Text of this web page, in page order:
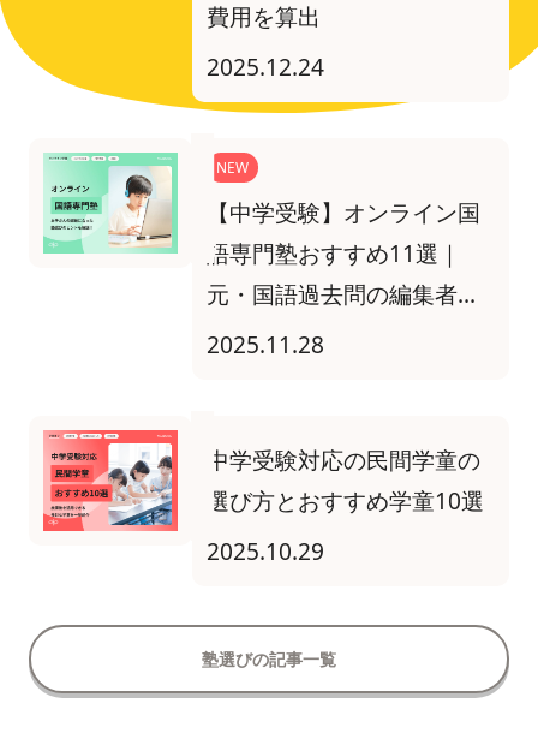
費用を算出
2025.12.24
NEW
【中学受験】オンライン国
語専門塾おすすめ11選｜
元・国語過去問の編集者が
解説
2025.11.28
中学受験対応の民間学童の
選び方とおすすめ学童10選
2025.10.29
塾選びの記事一覧